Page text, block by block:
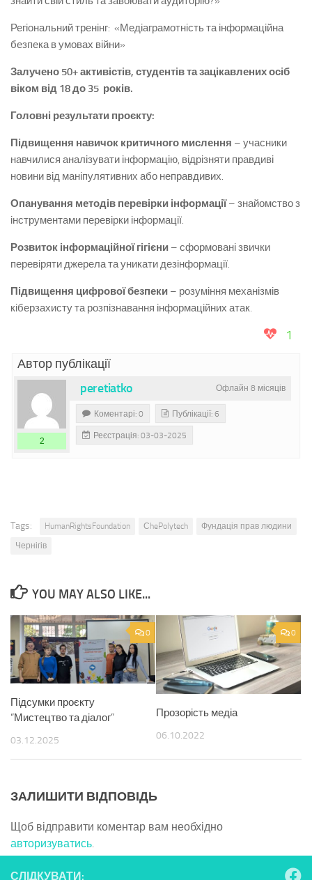
Регіональний тренінг: «Медіаграмотність та інформаційна
безпека в умовах війни»
Залучено 50+ активістів, студентів та зацікавлених осіб
віком від 18 до 35 років.
Головні результати проєкту:
Підвищення навичок критичного мислення – учасники
навчилися аналізувати інформацію, відрізняти правдиві
новини від маніпулятивних або неправдивих.
Опанування методів перевірки інформації– знайомство з
інструментами перевірки інформації.
Розвиток інформаційної гігієни – сформовані звички
перевіряти джерела та уникати дезінформації.
Підвищення цифрової безпеки – розуміння механізмів
кіберзахисту та розпізнавання інформаційних атак.
1
Автор публікації
Офлайн 8 місяців
peretiatko
2
Коментарі: 0 Публікації: 6
Реєстрація: 03-03-2025
Tags: HumanRightsFoundation СhePolytech
Фундація прав людини
Чернігів
YOU MAY ALSO LIKE...
0
Підсумки проєкту
“Мистецтво та діалог”
03.12.2025
0
Прозорість медіа
06.10.2022
ЗАЛИШИТИ ВІДПОВІДЬ
Щоб відправити коментар вам необхідно
авторизуватись.
СЛІДКУВАТИ: